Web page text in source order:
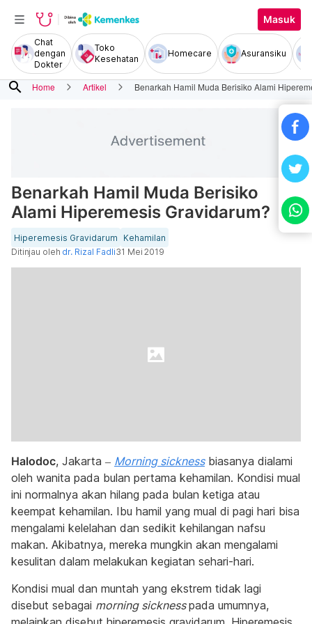
Masuk
Chat
dengan
Dokter
Toko
Kesehatan
Homecare Asuransiku
search Home Artikel Benarkah Hamil Muda Berisiko Alami
Benarkah Hamil Muda Berisiko
Alami Hiperemesis Gravidarum?
Hiperemesis Gravidarum
Kehamilan
Ditinjau oleh dr. Rizal Fadli31 Mei 2019
Halodoc, Jakarta – Morning sicknessbiasanya dialami
oleh wanita pada bulan pertama kehamilan. Kondisi mual
ini normalnya akan hilang pada bulan ketiga atau
keempat kehamilan. Ibu hamil yang mual di pagi hari bisa
mengalami kelelahan dan sedikit kehilangan nafsu
makan. Akibatnya, mereka mungkin akan mengalami
kesulitan dalam melakukan kegiatan sehari-hari.
Kondisi mual dan muntah yang ekstrem tidak lagi
disebut sebagai morning sicknesspada umumnya,